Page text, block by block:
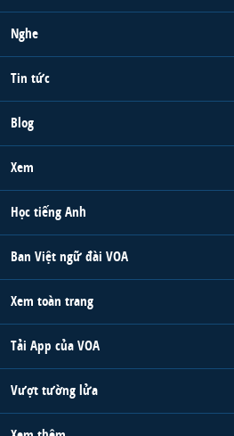
Nghe
Tin tức
Blog
Xem
Học tiếng Anh
Ban Việt ngữ đài VOA
Xem toàn trang
Tải App của VOA
Vượt tường lửa